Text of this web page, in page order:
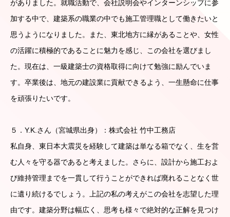
がありました。就職活動で、会社説明会やインターンシップに参
加する中で、建築系の職業の中でも施工管理職として働きたいと
思うようになりました。また、東北地方に縁があることや、女性
の活躍に積極的であることに魅力を感じ、この会社を選びまし
た。現在は、一級建築士の資格取得に向けて勉強に励んでいま
す。卒業後は、地元の建設業に貢献できるよう、一生懸命に仕事
を頑張りたいです。
５．Y.K.さん（宮城県出身）：株式会社 竹中工務店
私自身、東日本大震災を経験して建築は単なる箱でなく、生を営
む人々を守る器であると考えました。さらに、設計から施工およ
び維持管理までを一貫して行うことができれば廃れることなく世
に遺り続けるでしょう。上記の私の考えがこの会社を志望した理
由です。建築分野は幅広く、思考も様々で絶対的な正解を見つけ